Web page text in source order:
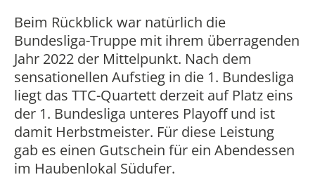
Beim Rückblick war natürlich die
Bundesliga-Truppe mit ihrem überragenden
Jahr 2022 der Mittelpunkt. Nach dem
sensationellen Aufstieg in die 1. Bundesliga
liegt das TTC-Quartett derzeit auf Platz eins
der 1. Bundesliga unteres Playoff und ist
damit Herbstmeister. Für diese Leistung
gab es einen Gutschein für ein Abendessen
im Haubenlokal Südufer.